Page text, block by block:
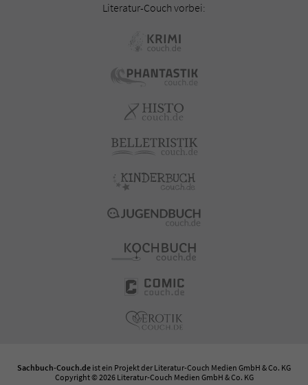
Literatur-Couch vorbei:
Sachbuch-Couch.de ist ein Projekt der Literatur-Couch Medien GmbH & Co. KG
Copyright © 2026 Literatur-Couch Medien GmbH & Co. KG